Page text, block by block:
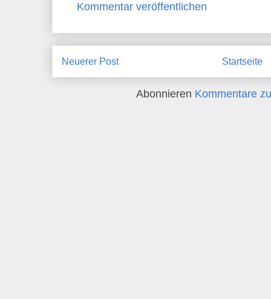
Kommentar veröffentlichen
Neuerer Post Startseite
Abonnieren Kommentare